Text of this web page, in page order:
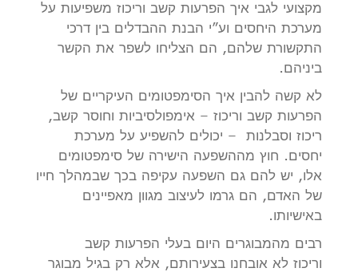
מקצועי לגבי איך הפרעות קשב וריכוז משפיעות על
מערכת היחסים וע”י הבנת ההבדלים בין דרכי
התקשורת שלהם, הם הצליחו לשפר את הקשר
ביניהם.
לא קשה להבין איך הסימפטומים העיקריים של
הפרעות קשב וריכוז – אימפולסיביות וחוסר קשב,
ריכוז וסבלנות – יכולים להשפיע על מערכת
יחסים. חוץ מההשפעה הישירה של סימפטומים
אלו, יש להם גם השפעה עקיפה בכך שבמהלך חייו
של האדם, הם גרמו לעיצוב מגוון מאפיינים
באישיותו.
רבים מהמבוגרים היום בעלי הפרעות קשב
וריכוז לא אובחנו בצעירותם, אלא רק בגיל מבוגר